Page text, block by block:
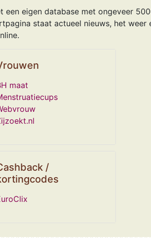
eigen database met ongeveer
staat actueel nieuws, het weer
maat
/